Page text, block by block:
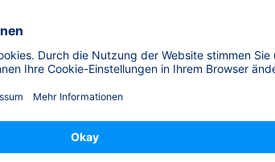
f. Pac 6x/8x
-nichtrostend -mit Torx -gepresst -